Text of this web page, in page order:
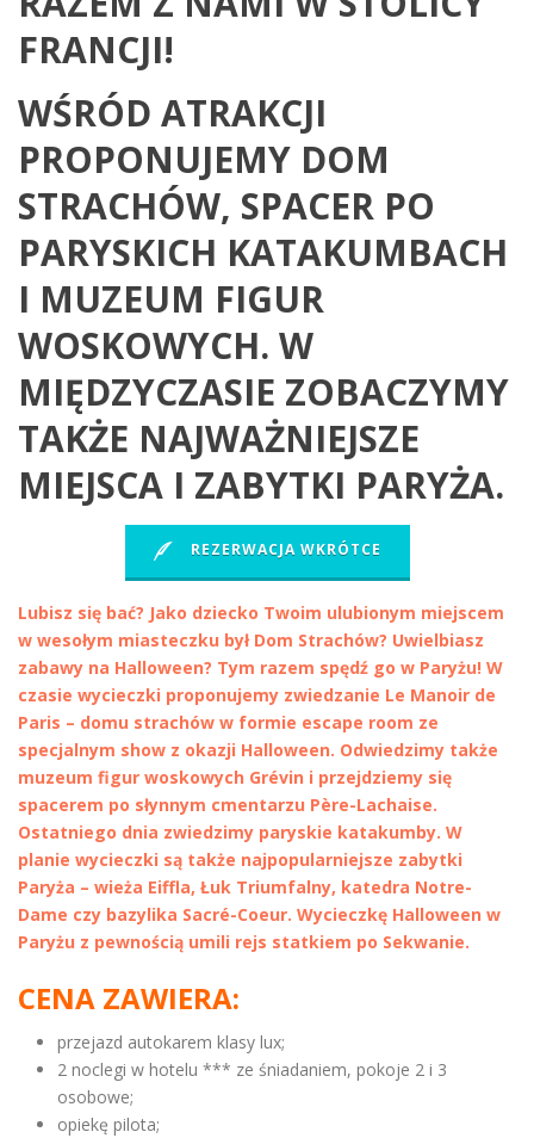
FRANCJI!
WŚRÓD ATRAKCJI
PROPONUJEMY DOM
STRACHÓW, SPACER PO
PARYSKICH KATAKUMBACH
I MUZEUM FIGUR
WOSKOWYCH. W
MIĘDZYCZASIE ZOBACZYMY
TAKŻE NAJWAŻNIEJSZE
MIEJSCA I ZABYTKI PARYŻA.
REZERWACJA WKRÓTCE
Lubisz się bać? Jako dziecko Twoim ulubionym miejscem
w wesołym miasteczku był Dom Strachów? Uwielbiasz
zabawy na Halloween? Tym razem spędź go w Paryżu! W
czasie wycieczki proponujemy zwiedzanie Le Manoir de
Paris – domu strachów w formie escape room ze
specjalnym show z okazji Halloween. Odwiedzimy także
muzeum figur woskowych Grévin i przejdziemy się
spacerem po słynnym cmentarzu Père-Lachaise.
Ostatniego dnia zwiedzimy paryskie katakumby. W
planie wycieczki są także najpopularniejsze zabytki
Paryża – wieża Eiffla, Łuk Triumfalny, katedra Notre-
Dame czy bazylika Sacré-Coeur. Wycieczkę Halloween w
Paryżu z pewnością umili rejs statkiem po Sekwanie.
CENA ZAWIERA:
przejazd autokarem klasy lux;
2 noclegi w hotelu *** ze śniadaniem, pokoje 2 i 3
osobowe;
opiekę pilota;